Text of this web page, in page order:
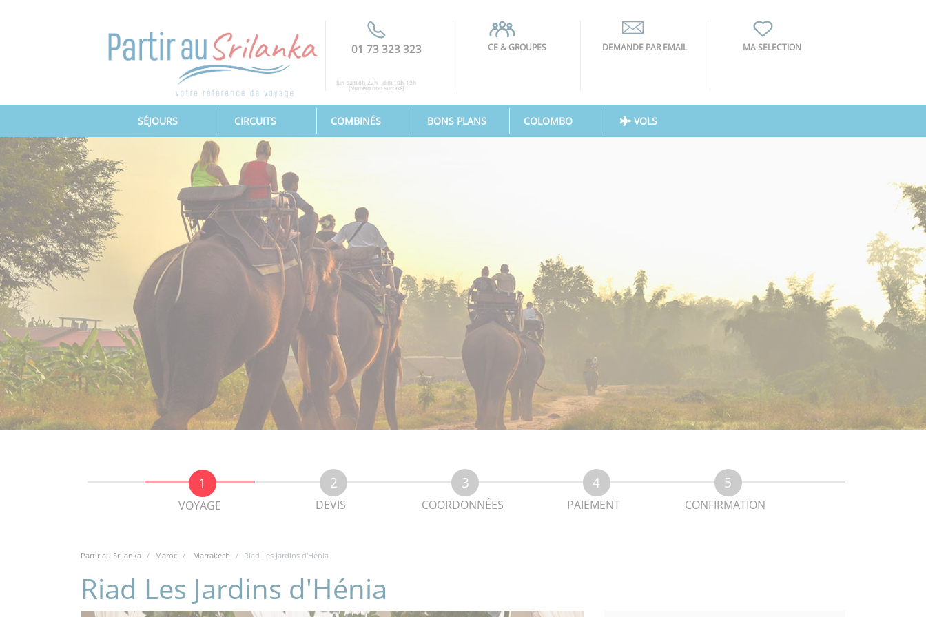
01 73 323 323
lun-sam:8h-22h - dim:10h-19h
(Numéro non surtaxé)
CE & GROUPES DEMANDE PAR EMAIL MA SELECTION
SÉJOURS(CURRENT) CIRCUITS COMBINÉS BONS PLANS COLOMBO VOLS
VOYAGE DEVIS COORDONNÉES PAIEMENT CONFIRMATION
Partir au Srilanka Maroc Marrakech Riad Les Jardins d'Hénia
Riad Les Jardins d'Hénia